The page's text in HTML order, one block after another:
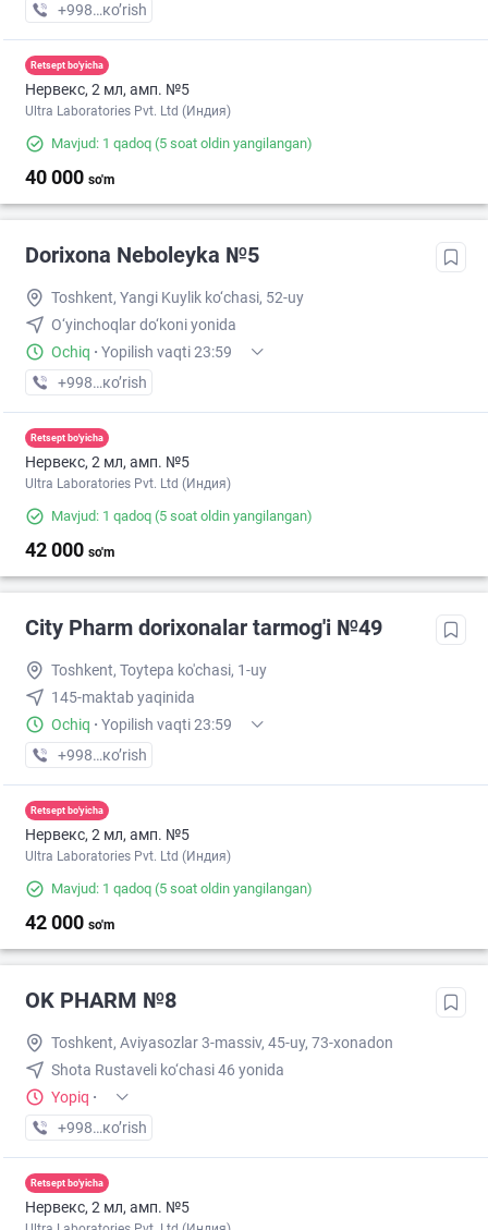
+998 (77) XXX-XX-XX
кo’rish
Retsept bo'yicha
Нервекс, 2 мл, амп. №5
Ultra Laboratories Pvt. Ltd (Индия)
Mavjud: 1 qadoq (5 soat oldin yangilangan)
40 000 so'm
Dorixona Neboleyka №5
Toshkent, Yangi Kuylik ko‘chasi, 52-uy
O‘yinchoqlar do‘koni yonida
Ochiq · Yopilish vaqti 23:59
+998 (55) XXX-XX-XX
кo’rish
Retsept bo'yicha
Нервекс, 2 мл, амп. №5
Ultra Laboratories Pvt. Ltd (Индия)
Mavjud: 1 qadoq (5 soat oldin yangilangan)
42 000 so'm
City Pharm dorixonalar tarmog'i №49
Toshkent, Toytepa ko'chasi, 1-uy
145-maktab yaqinida
Ochiq · Yopilish vaqti 23:59
+998 (77) XXX-XX-XX
кo’rish
Retsept bo'yicha
Нервекс, 2 мл, амп. №5
Ultra Laboratories Pvt. Ltd (Индия)
Mavjud: 1 qadoq (5 soat oldin yangilangan)
42 000 so'm
OK PHARM №8
Toshkent, Aviyasozlar 3-massiv, 45-uy, 73-xonadon
Shota Rustaveli ko‘chasi 46 yonida
Yopiq ·
+998 (90) XXX-XX-XX
кo’rish
Retsept bo'yicha
Нервекс, 2 мл, амп. №5